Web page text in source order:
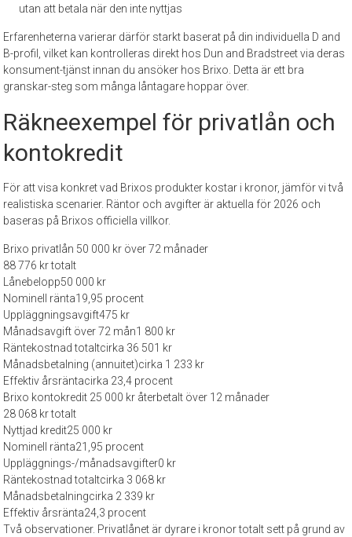
utan att betala när den inte nyttjas
Erfarenheterna varierar därför starkt baserat på din individuella D and
B-profil, vilket kan kontrolleras direkt hos Dun and Bradstreet via deras
konsument-tjänst innan du ansöker hos Brixo. Detta är ett bra
granskar-steg som många låntagare hoppar över.
Räkneexempel för privatlån och
kontokredit
För att visa konkret vad Brixos produkter kostar i kronor, jämför vi två
realistiska scenarier. Räntor och avgifter är aktuella för 2026 och
baseras på Brixos officiella villkor.
Brixo privatlån 50 000 kr över 72 månader
88 776 kr totalt
Lånebelopp50 000 kr
Nominell ränta19,95 procent
Uppläggningsavgift475 kr
Månadsavgift över 72 mån1 800 kr
Räntekostnad totaltcirka 36 501 kr
Månadsbetalning (annuitet)cirka 1 233 kr
Effektiv årsräntacirka 23,4 procent
Brixo kontokredit 25 000 kr återbetalt över 12 månader
28 068 kr totalt
Nyttjad kredit25 000 kr
Nominell ränta21,95 procent
Uppläggnings-/månadsavgifter0 kr
Räntekostnad totaltcirka 3 068 kr
Månadsbetalningcirka 2 339 kr
Effektiv årsränta24,3 procent
Två observationer. Privatlånet är dyrare i kronor totalt sett på grund av